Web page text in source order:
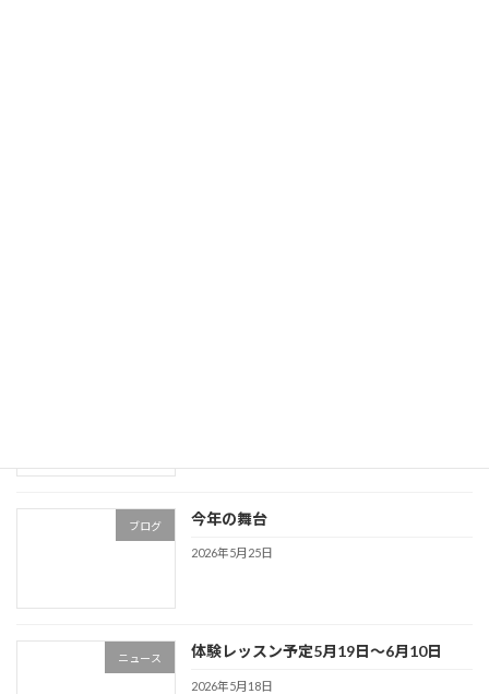
ブログ 今年の舞台
2026年5月25日
ニュース 体験レッスン予定5月19日〜6月10日
2026年5月18日